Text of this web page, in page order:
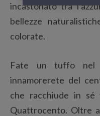
incastonato tra
bellezze
colorate.
Fate un tuffo nel
innamorerete del
che racchiude in sé
Quattrocento. Oltre